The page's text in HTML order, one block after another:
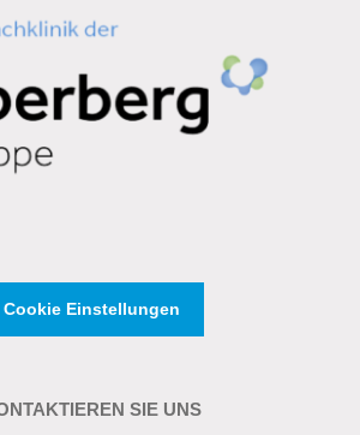
Cookie Einstellungen
SIE UNS